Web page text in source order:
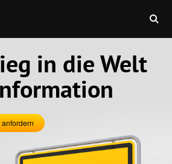
in die Welt
anfordern